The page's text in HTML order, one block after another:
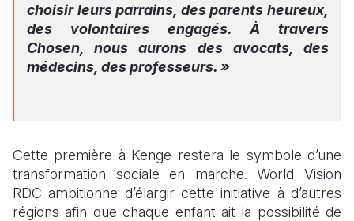
choisir leurs parrains, des parents heureux,
des volontaires engagés. À travers
Chosen, nous aurons des avocats, des
médecins, des professeurs. »
Cette première à Kenge restera le symbole d’une
transformation sociale en marche. World Vision
RDC ambitionne d’élargir cette initiative à d’autres
régions afin que chaque enfant ait la possibilité de